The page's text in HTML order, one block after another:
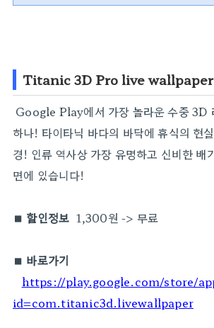
Titanic 3D Pro live wallpaper
Google Play에서 가장 놀라운 수중 3D
하나! 타이타닉 바다의 바닥에 휴식의 현
경! 인류 역사상 가장 유명하고 신비한 배
면에 있습니다!
■ 할인정보 1,300원 -> 무료
■ 바로가기
https://play.google.com/store/
id=com.titanic3d.livewallpaper